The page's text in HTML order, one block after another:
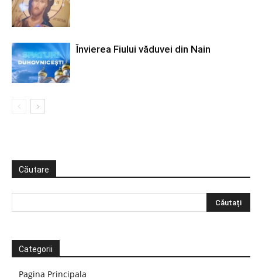
Învierea Fiului văduvei din Nain
Căutare
Categorii
Pagina Principala